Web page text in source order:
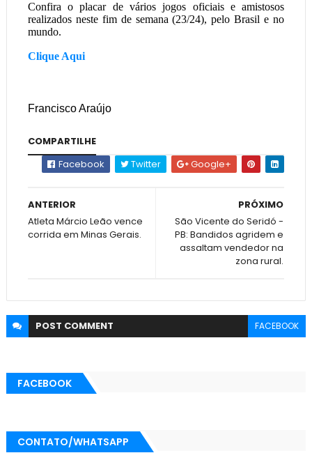
Confira o placar de vários jogos oficiais e amistosos
realizados neste fim de semana (23/24), pelo Brasil e no
mundo.
Clique Aqui
Francisco Araújo
COMPARTILHE
Facebook
Twitter Google+
PRÓXIMO
São Vicente do Seridó -
PB: Bandidos agridem e
assaltam vendedor na
zona rural.
ANTERIOR
Atleta Márcio Leão vence
corrida em Minas Gerais.
POST COMMENT FACEBOOK
FACEBOOK
CONTATO/WHATSAPP